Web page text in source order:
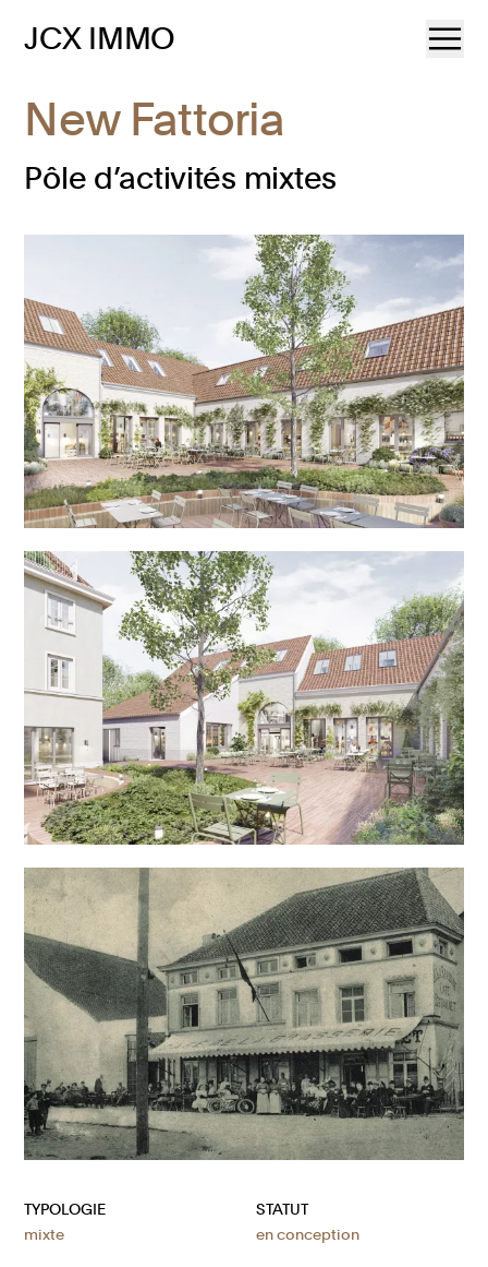
JCX IMMO
New Fattoria
Pôle d’activités mixtes
TYPOLOGIE
mixte
STATUT
en conception